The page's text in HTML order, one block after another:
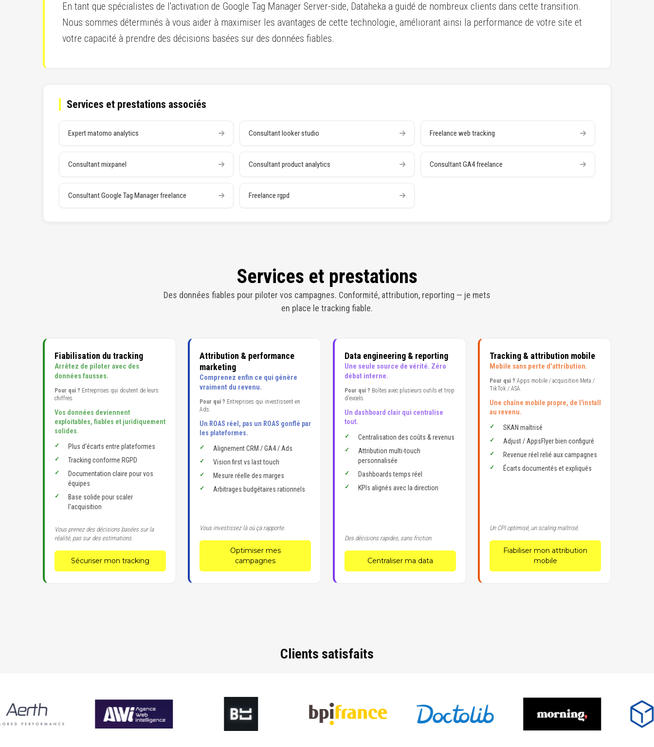
En tant que spécialistes de l'activation de Google Tag Manager Server-side, Dataheka a guidé de nombreux clients dans cette transition.
Nous sommes déterminés à vous aider à maximiser les avantages de cette technologie, améliorant ainsi la performance de votre site et
votre capacité à prendre des décisions basées sur des données fiables.
Services et prestations associés
Expert matomo analytics Consultant looker studio Freelance web tracking
Consultant mixpanel Consultant product analytics Consultant GA4 freelance
Consultant Google Tag Manager freelance Freelance rgpd
Services et prestations
Des données fiables pour piloter vos campagnes. Conformité, attribution, reporting — je mets
en place le tracking fiable.
Fiabilisation du tracking
Arrêtez de piloter avec des
données fausses.
Pour qui ? Entreprises qui doutent de leurs
chiffres.
Vos données deviennent
exploitables, fiables et juridiquement
solides.
Plus d'écarts entre plateformes
Tracking conforme RGPD
Documentation claire pour vos
équipes
Base solide pour scaler
l'acquisition
Vous prenez des décisions basées sur la
réalité, pas sur des estimations.
Sécuriser mon tracking
Attribution & performance
marketing
Comprenez enfin ce qui génère
vraiment du revenu.
Pour qui ? Entreprises qui investissent en
Ads.
Un ROAS réel, pas un ROAS gonflé par
les plateformes.
Alignement CRM / GA4 / Ads
Vision first vs last touch
Mesure réelle des marges
Arbitrages budgétaires rationnels
Vous investissez là où ça rapporte.
Optimiser mes
campagnes
Data engineering & reporting
Une seule source de vérité. Zéro
débat interne.
Pour qui ? Boîtes avec plusieurs outils et trop
d'excels.
Un dashboard clair qui centralise
tout.
Centralisation des coûts & revenus
Attribution multi-touch
personnalisée
Dashboards temps réel
KPIs alignés avec la direction
Des décisions rapides, sans friction.
Centraliser ma data
Tracking & attribution mobile
Mobile sans perte d'attribution.
Pour qui ? Apps mobile / acquisition Meta /
TikTok / ASA.
Une chaîne mobile propre, de l'install
au revenu.
SKAN maîtrisé
Adjust / AppsFlyer bien configuré
Revenue réel relié aux campagnes
Écarts documentés et expliqués
Un CPI optimisé, un scaling maîtrisé.
Fiabiliser mon attribution
mobile
Clients satisfaits